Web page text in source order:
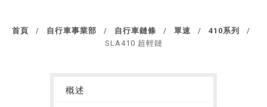
首頁 自行車事業部 自行車鏈條 單速
410系列
SLA410 超輕鏈
概述